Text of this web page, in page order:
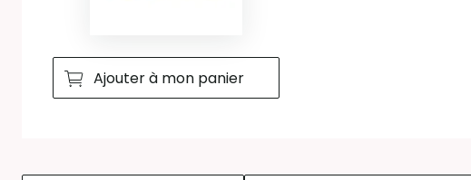
Ajouter à mon panier